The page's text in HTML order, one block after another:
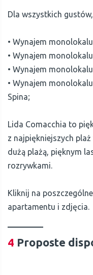
Dla wszystkich
• Wynajem
• Wynajem
• Wynajem
• Wynajem
Spina;
Lida Comacchia to
z najpiękniejszych
dużą plażą, pięknym
rozrywkami.
Kliknij na
apartamentu i zdjęcia.
4 Proposte